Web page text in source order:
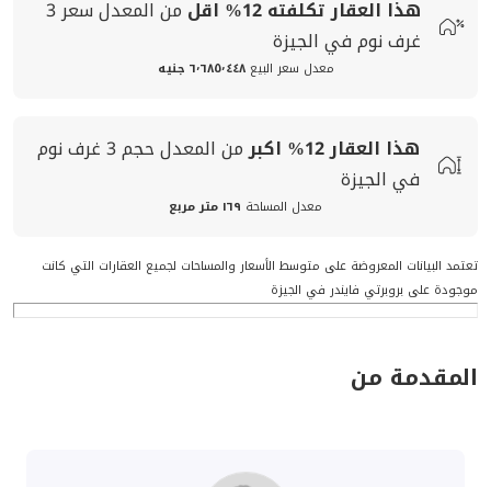
هذا العقار تكلفته12% اقل من المعدلسعر3
غرف نوم في الجيزة
معدل سعر البيع ٦٬٦٨٥٬٤٤٨ جنيه
هذا العقار12% اكبرمن المعدلحجم
3 غرف نوم
في الجيزة
معدل المساحة ١٦٩ متر مربع
تعتمد البيانات المعروضة على متوسط الأسعار والمساحات لجميع العقارات التي كانت
موجودة على بروبرتي فايندر في الجيزة
المقدمة من